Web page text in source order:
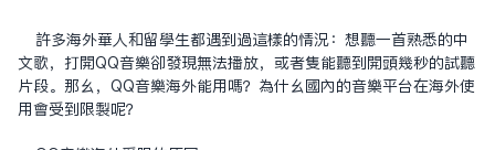
许多海外华人和留学生都遇到过这样的情况：想听一首熟悉的中
文歌，打开QQ音乐却发现无法播放，或者只能听到开头几秒的试听
片段。那么，QQ音乐海外能用吗？为什么国内的音乐平台在海外使
用会受到限制呢？